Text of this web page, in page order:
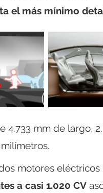
el más mínimo
4.733 mm de largo,
motores
a casi 1.020 CV